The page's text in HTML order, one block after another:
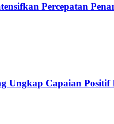
Percepatan
Ungkap Capaian